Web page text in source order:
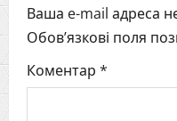
a
v
i
Ваша e-mail адреса
Обов’язкові поля
Коментар *